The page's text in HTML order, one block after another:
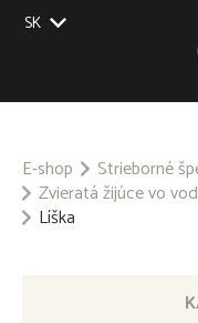
SK
E-shop
Strieborné
Zvieratá žijúce vo
Líška